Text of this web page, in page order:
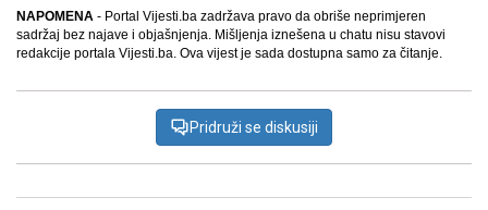
NAPOMENA - Portal Vijesti.ba zadržava pravo da obriše neprimjeren
sadržaj bez najave i objašnjenja. Mišljenja iznešena u chatu nisu stavovi
redakcije portala Vijesti.ba. Ova vijest je sada dostupna samo za čitanje.
Pridruži se diskusiji